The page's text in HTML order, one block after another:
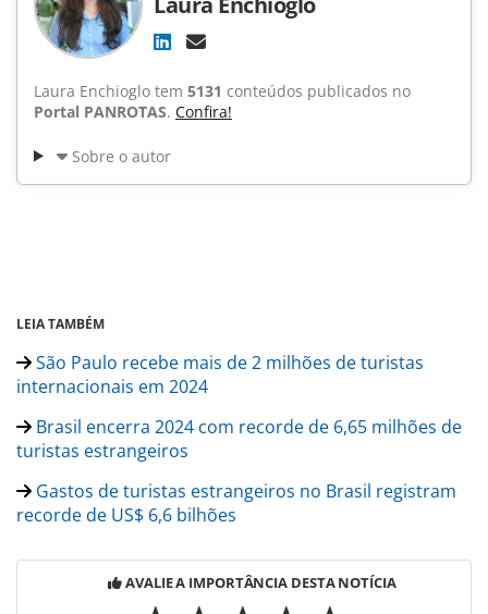
Laura Enchioglo tem 5131 conteúdos publicados no
Portal PANROTAS. Confira!
Sobre o autor
LEIA TAMBÉM
São Paulo recebe mais de 2 milhões de turistas
internacionais em 2024
Brasil encerra 2024 com recorde de 6,65 milhões de
turistas estrangeiros
Gastos de turistas estrangeiros no Brasil registram
recorde de US$ 6,6 bilhões
AVALIE A IMPORTÂNCIA DESTA NOTÍCIA